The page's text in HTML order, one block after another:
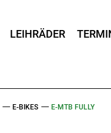
LEIHRÄDER
E-BIKES E-MTB FULLY